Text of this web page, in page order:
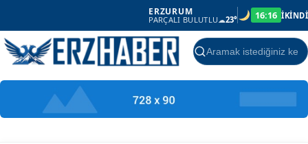
ERZURUM
PARÇALI BULUTLU☁23° 16:16 İKİNDİ
Ara